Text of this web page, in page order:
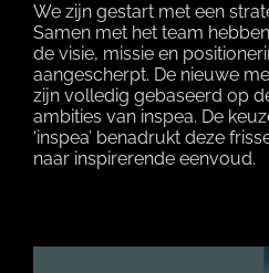
We zijn gestart met een
Samen met het team
de visie, missie en
aangescherpt. De nieuwe
zijn volledig gebaseerd op
ambities van inspea. De
‘inspea’ benadrukt deze
naar inspirerende eenvoud.